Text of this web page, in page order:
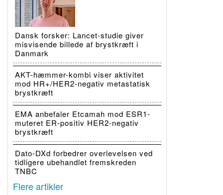
Dansk forsker: Lancet-studie giver
misvisende billede af brystkræft i
Danmark
AKT-hæmmer-kombi viser aktivitet
mod HR+/HER2-negativ metastatisk
brystkræft
EMA anbefaler Etcamah mod ESR1-
muteret ER-positiv HER2-negativ
brystkræft
Dato-DXd forbedrer overlevelsen ved
tidligere ubehandlet fremskreden
TNBC
Flere artikler